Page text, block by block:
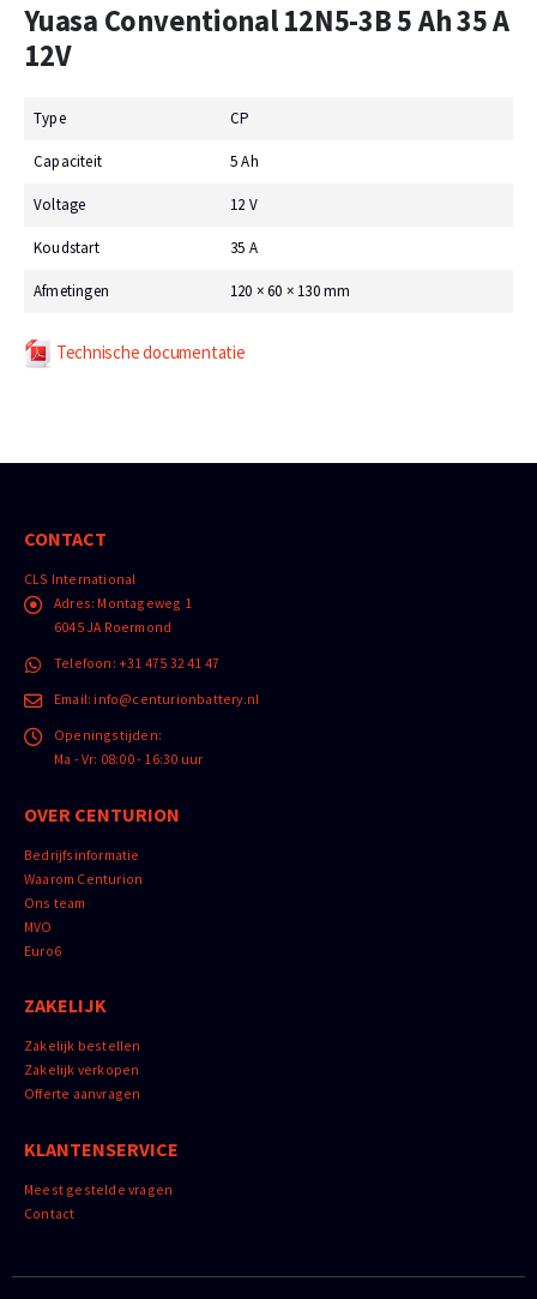
Yuasa Conventional 12N5-3B 5 Ah 35 A
12V
Type CP
Capaciteit 5 Ah
Voltage 12 V
Koudstart 35 A
Afmetingen 120 × 60 × 130 mm
Technische documentatie
CONTACT
CLS International
Adres: Montageweg 1
6045 JA Roermond
Telefoon: +31 475 32 41 47
Email: info@centurionbattery.nl
Openingstijden:
Ma - Vr: 08:00 - 16:30 uur
OVER CENTURION
Bedrijfsinformatie
Waarom Centurion
Ons team
MVO
Euro6
ZAKELIJK
Zakelijk bestellen
Zakelijk verkopen
Offerte aanvragen
KLANTENSERVICE
Meest gestelde vragen
Contact